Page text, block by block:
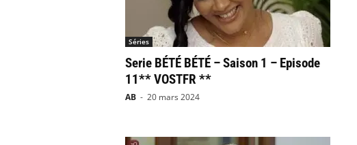
Séries
Serie BÉTÉ BÉTÉ – Saison 1 – Episode
11** VOSTFR **
AB - 20 mars 2024